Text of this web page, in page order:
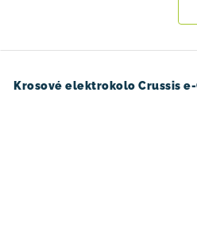
Krosové elektrokolo Crussis e-